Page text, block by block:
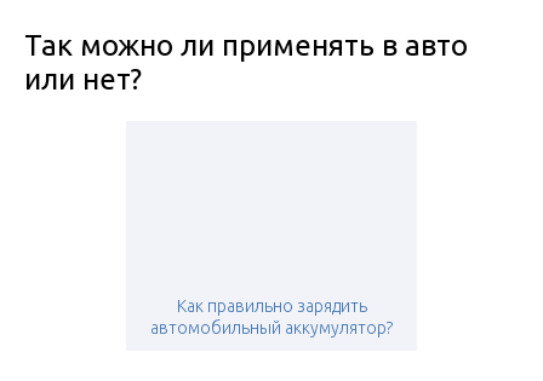
Так можно ли применять в авто
или нет?
Как правильно зарядить
автомобильный аккумулятор?